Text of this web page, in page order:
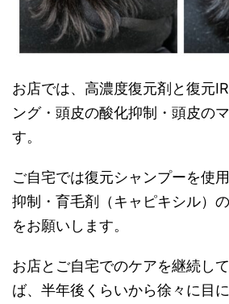
お店では、高濃度復元剤と復元
ング・頭皮の酸化抑制・頭皮の
す。
ご自宅では復元シャンプーを使
抑制・育毛剤（キャピキシル）
をお願いします。
お店とご自宅でのケアを継続し
ば、半年後くらいから徐々に目